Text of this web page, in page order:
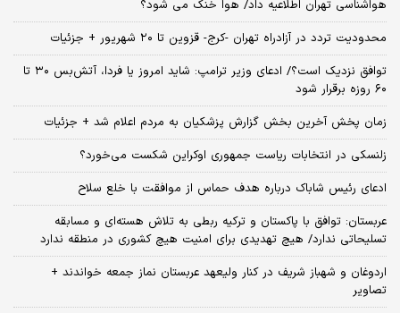
هواشناسی تهران اطلاعیه داد/ هوا خنک می شود؟
محدودیت تردد در آزادراه تهران -کرج- قزوین تا ۲۰ شهریور + جزئیات
توافق نزدیک است؟/ ادعای وزیر ترامپ: شاید امروز یا فردا، آتش‌بس ۳۰ تا
۶۰ روزه برقرار شود
زمان پخش آخرین بخش گزارش پزشکیان به مردم اعلام شد + جزئیات
زلنسکی در انتخابات ریاست جمهوری اوکراین شکست می‌خورد؟
ادعای رئیس شاباک درباره هدف حماس از موافقت با خلع سلاح
عربستان: توافق با پاکستان و ترکیه ربطی به تلاش هسته‌ای و مسابقه
تسلیحاتی ندارد/ هیچ تهدیدی برای امنیت هیچ کشوری در منطقه ندارد
اردوغان و شهباز شریف در کنار ولیعهد عربستان نماز جمعه خواندند +
تصاویر